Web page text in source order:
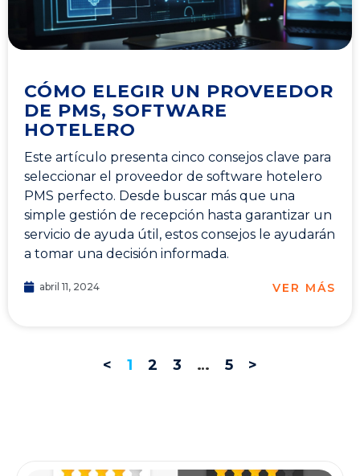
CÓMO ELEGIR UN PROVEEDOR
DE PMS, SOFTWARE
HOTELERO
Este artículo presenta cinco consejos clave para
seleccionar el proveedor de software hotelero
PMS perfecto. Desde buscar más que una
simple gestión de recepción hasta garantizar un
servicio de ayuda útil, estos consejos le ayudarán
a tomar una decisión informada.
abril 11, 2024 VER MÁS
< 1 2 3 … 5 >